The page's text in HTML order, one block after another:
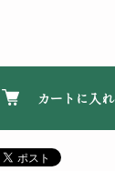
カートに入